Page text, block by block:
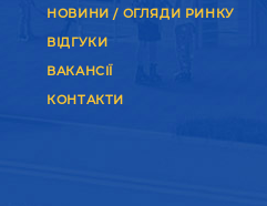
НОВИНИ / ОГЛЯДИ РИНКУ
ВІДГУКИ
ВАКАНСІЇ
КОНТАКТИ